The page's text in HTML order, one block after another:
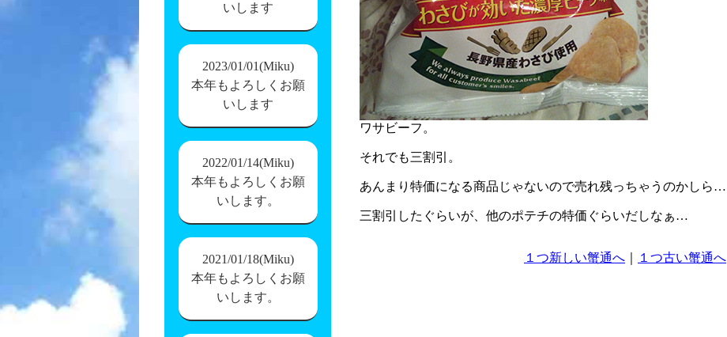
いします
2023/01/01(Miku)
本年もよろしくお願
いします
2022/01/14(Miku)
本年もよろしくお願
いします。
2021/01/18(Miku)
本年もよろしくお願
いします。
ワサビーフ。
それでも三割引。
あんまり特価になる商品じゃないので売れ残っちゃうのかしら…
三割引したぐらいが、他のポテチの特価ぐらいだしなぁ…
１つ新しい蟹通へ １つ古い蟹通へ